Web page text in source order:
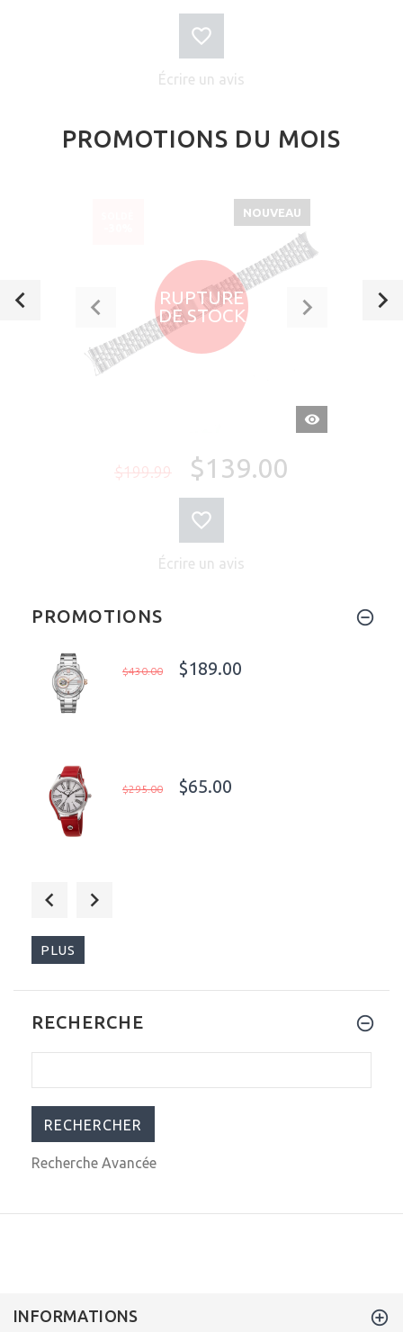
Écrire un avis
PROMOTIONS DU MOIS
RUPTURE
DE STOCK
APERÇU
RAPIDE
NOUVEAU
$199.99 $139.00
Écrire un avis
PROMOTIONS
$430.00 $189.00
$295.00 $65.00
$430.00
PLUS
RECHERCHE
Recherche Avancée
INFORMATIONS